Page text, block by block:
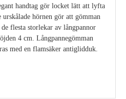
handtag gör locket lätt att lyfta
urskålade hörnen gör att gömman
de flesta storlekar av långpannor
4 cm. Långpannegömman
med en flamsäker antiglidduk.